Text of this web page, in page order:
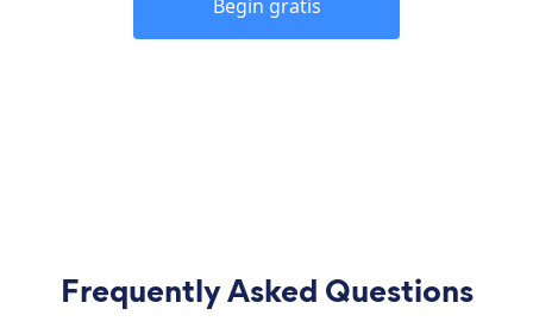
Begin gratis
Frequently Asked Questions